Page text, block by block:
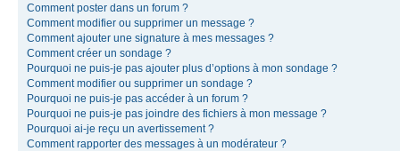
Comment poster dans un forum ?
Comment modifier ou supprimer un message ?
Comment ajouter une signature à mes messages ?
Comment créer un sondage ?
Pourquoi ne puis-je pas ajouter plus d’options à mon sondage ?
Comment modifier ou supprimer un sondage ?
Pourquoi ne puis-je pas accéder à un forum ?
Pourquoi ne puis-je pas joindre des fichiers à mon message ?
Pourquoi ai-je reçu un avertissement ?
Comment rapporter des messages à un modérateur ?